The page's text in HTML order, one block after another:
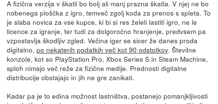
A fizična verzija v škatli bo bolj ali manj prazna škatla. V njej ne bo
nobenega ploščka z igro, temveč zgolj koda za prenos s spleta. To
je slaba novica za vse kupce, ki bi si res želeli lastiti igro, ne le
licence za igranje, ter tudi za dolgoročno hranjenje, predvsem pa
vzpostavlja škodljiv zgled. Večina iger se sicer že danes proda
digitalno, po nekaterih podatkih več kot 90 odstotkov. Številne
konzole, kot so PlayStation Pro, Xbox Series S in Steam Machine,
sploh nimajo več reže za fizične medije. Prednosti digitalne
distribucije obstajajo in jih ne gre zanikati.
Kadar pa je to edina možnost lastništva, postanejo pomanjkljivosti